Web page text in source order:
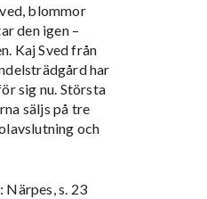
blommor
den igen –
Kaj Sved från
har
sig nu. Största
säljs på tre
och
s. 23